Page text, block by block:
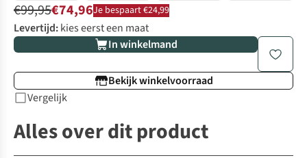
€99,95€74,96Je bespaart €24,99
Levertijd:kies eerst een maat
In winkelmand
Bekijk winkelvoorraad
Vergelijk
Alles over dit product